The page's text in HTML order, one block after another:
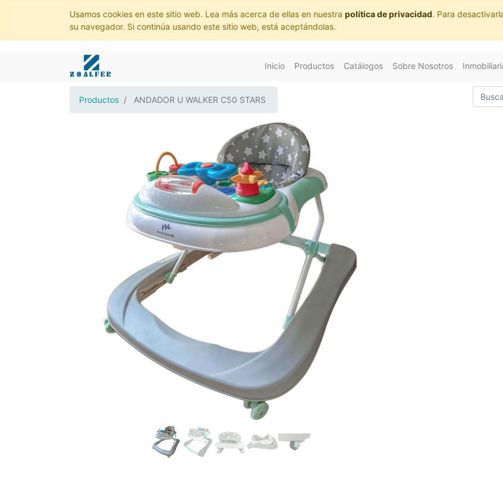
Usamos cookies en este sitio web. Lea más acerca de ellas en nuestra política de privacidad. Para
su navegador. Si continúa usando este sitio web, está aceptándolas.
Inicio Productos Catálogos Sobre Nosotros
Productos ANDADOR U WALKER C50 STARS